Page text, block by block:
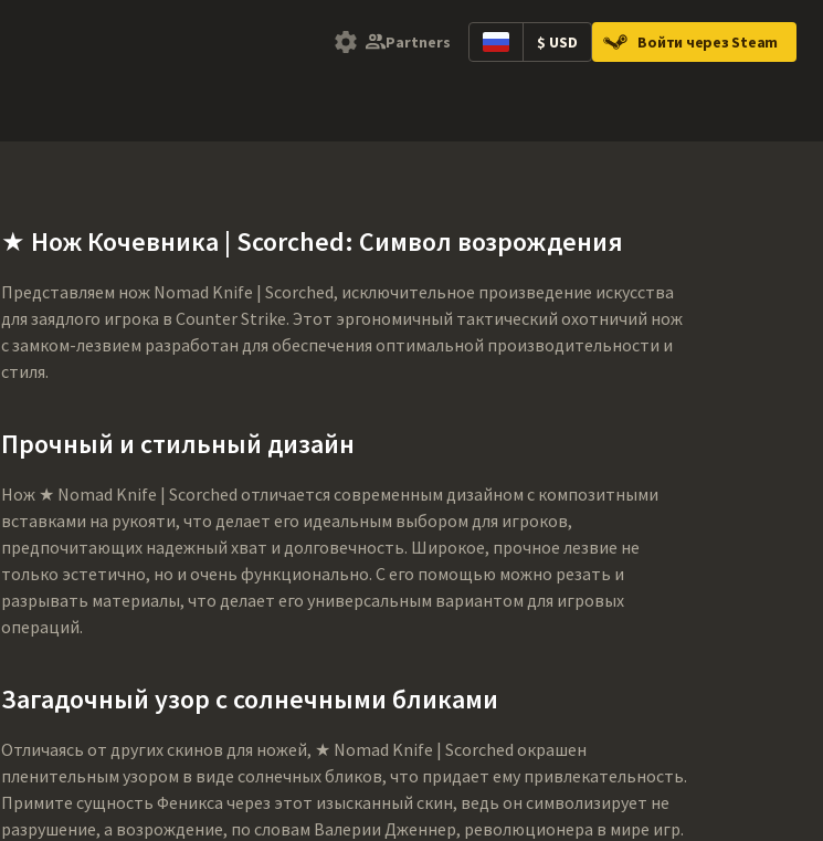
Partners $ USD Войти через Steam
★ Нож Кочевника | Scorched: Символ возрождения
Представляем нож Nomad Knife | Scorched, исключительное произведение искусства
для заядлого игрока в Counter Strike. Этот эргономичный тактический охотничий нож
с замком-лезвием разработан для обеспечения оптимальной производительности и
стиля.
Прочный и стильный дизайн
Нож ★ Nomad Knife | Scorched отличается современным дизайном с композитными
вставками на рукояти, что делает его идеальным выбором для игроков,
предпочитающих надежный хват и долговечность. Широкое, прочное лезвие не
только эстетично, но и очень функционально. С его помощью можно резать и
разрывать материалы, что делает его универсальным вариантом для игровых
операций.
Загадочный узор с солнечными бликами
Отличаясь от других скинов для ножей, ★ Nomad Knife | Scorched окрашен
пленительным узором в виде солнечных бликов, что придает ему привлекательность.
Примите сущность Феникса через этот изысканный скин, ведь он символизирует не
разрушение, а возрождение, по словам Валерии Дженнер, революционера в мире игр.